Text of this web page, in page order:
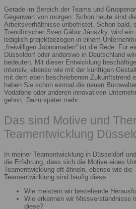
Gerade im Bereich der Teams und
Gegenwart von morgen: Schon heute sind
Arbeitsverhältnisse unbefristet. Schon bald,
Trendforscher Sven Gábor Jánszky, wird ein
lediglich projektbezogen in einem
„freiwilligen Jobnomaden“ ist die Rede. Für
Düsseldorf oder anderswo in Deutschland
bedeuten. Mit dieser Entwicklung
intensiv, ebenso wie mit der künftigen
mit dem eben beschriebenen Zukunftstrend
haben Sie schon einmal die neuen
Vodafone oder anderen innovativen
gehört. Dazu später mehr.
Das sind Motive und
Teamentwicklung
In meiner Teamentwicklung in Düsseldorf
die Erfahrung, dass sich die Motive eines
Teamentwicklung oft ähneln, ebenso wie die
Teamentwicklung sind häufig diese:
Wie meistern wir bestehende
Wie erkennen wir Missverständnisse
diese?